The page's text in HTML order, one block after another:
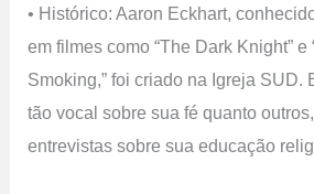
• Histórico: Aaron Eckhart,
em filmes como “The Dark Knight” e
Smoking,” foi criado na Igreja SUD.
tão vocal sobre sua fé quanto
entrevistas sobre sua educação